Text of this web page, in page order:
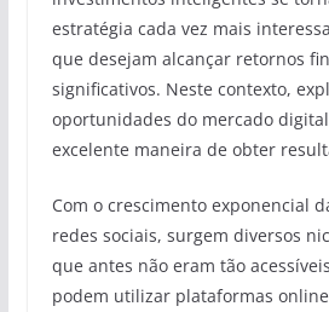
estratégia cada vez mais
que desejam alcançar retornos
significativos. Neste contexto,
oportunidades do mercado
excelente maneira de obter
Com o crescimento exponencial
redes sociais, surgem diversos
que antes não eram tão
podem utilizar plataformas